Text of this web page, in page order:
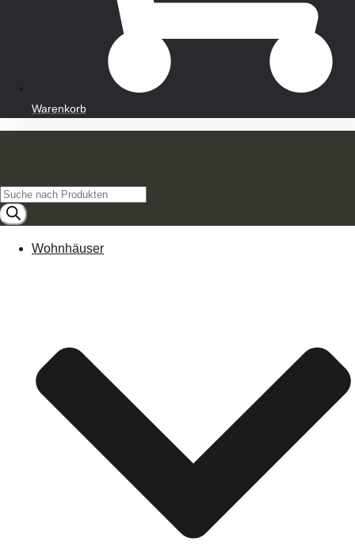
Warenkorb
Products
search
Wohnhäuser